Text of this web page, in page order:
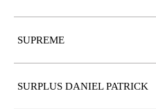
SUPREME
SURPLUS DANIEL PATRICK